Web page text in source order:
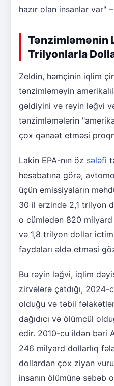
hazır olan insanlar var"
Tənzimləmənin
Trilyonlarla
Zeldin, həmçinin iqlim
tənzimləməyin
gəldiyini və rəyin ləğvi
tənzimləmələrin
çox qənaət etməsi
Lakin EPA-nın öz sələfi
hesabatına görə,
üçün emissiyaların
30 il ərzində 2,1 trilyon
o cümlədən 820
və 1,8 trilyon dollar
faydaları əldə etməsi
Bu rəyin ləğvi, iqlim
zirvələrə çatdığı,
olduğu və təbii
dağıdıcı və ölümcül
edir. 2010-cu ildən bəri
246 milyard dollarlıq
dollardan çox ziyan
insanın ölümünə səbəb